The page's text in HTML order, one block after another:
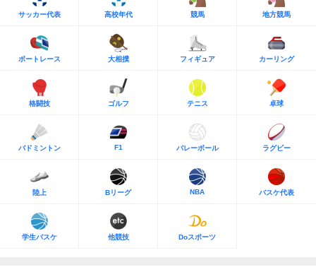
サッカー代表 高校年代 競馬 地方競馬
ボートレース 大相撲 フィギュア カーリング
格闘技 ゴルフ テニス 卓球
バドミントン F1 バレーボール ラグビー
陸上 Bリーグ NBA バスケ代表
学生バスケ 他競技 Doスポーツ